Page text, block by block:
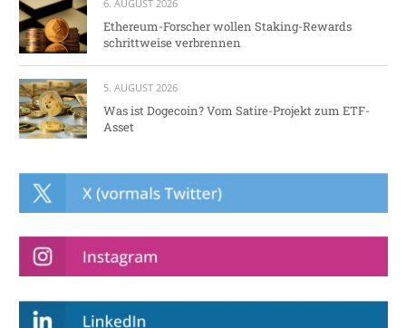
6. AUGUST 2026
Ethereum-Forscher wollen Staking-Rewards
schrittweise verbrennen
5. AUGUST 2026
Was ist Dogecoin? Vom Satire-Projekt zum ETF-
Asset